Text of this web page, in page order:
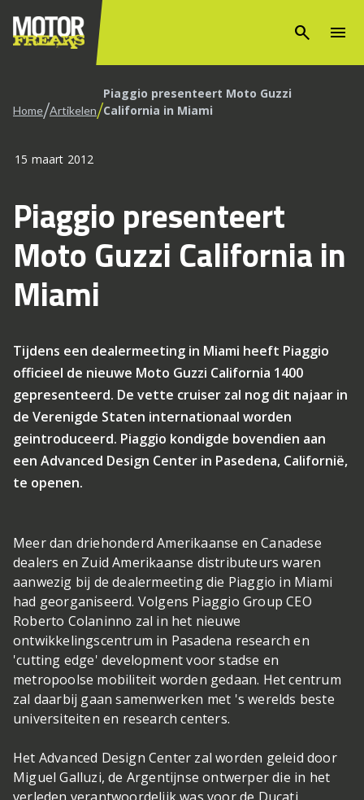
search menu
Home/Artikelen/Piaggio presenteert Moto Guzzi
California in Miami
15 maart 2012
Piaggio presenteert
Moto Guzzi California in
Miami
Tijdens een dealermeeting in Miami heeft Piaggio
officieel de nieuwe Moto Guzzi California 1400
gepresenteerd. De vette cruiser zal nog dit najaar in
de Verenigde Staten internationaal worden
geintroduceerd. Piaggio kondigde bovendien aan
een Advanced Design Center in Pasedena, Californië,
te openen.
Meer dan driehonderd Amerikaanse en Canadese
dealers en Zuid Amerikaanse distributeurs waren
aanwezig bij de dealermeeting die Piaggio in Miami
had georganiseerd. Volgens Piaggio Group CEO
Roberto Colaninno zal in het nieuwe
ontwikkelingscentrum in Pasadena research en
'cutting edge' development voor stadse en
metropoolse mobiliteit worden gedaan. Het centrum
zal daarbij gaan samenwerken met 's werelds beste
universiteiten en research centers.
Het Advanced Design Center zal worden geleid door
Miguel Galluzi, de Argentijnse ontwerper die in het